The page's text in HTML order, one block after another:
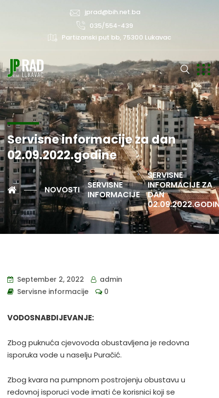
jprad@bih.net.ba
035/554-439
Partizanski put bb, 75300 Lukavac
Servisne informacije za dan
02.09.2022.godine
NOVOSTI
SERVISNE
INFORMACIJE
SERVISNE
INFORMACIJE ZA
DAN
September 2, 2022
admin
Servisne informacije
0
VODOSNABDIJEVANJE:
Zbog puknuća cjevovoda obustavljena je redovna
isporuka vode u naselju Puračić.
Zbog kvara na pumpnom postrojenju obustavu u
redovnoj isporuci vode imati će korisnici koji se